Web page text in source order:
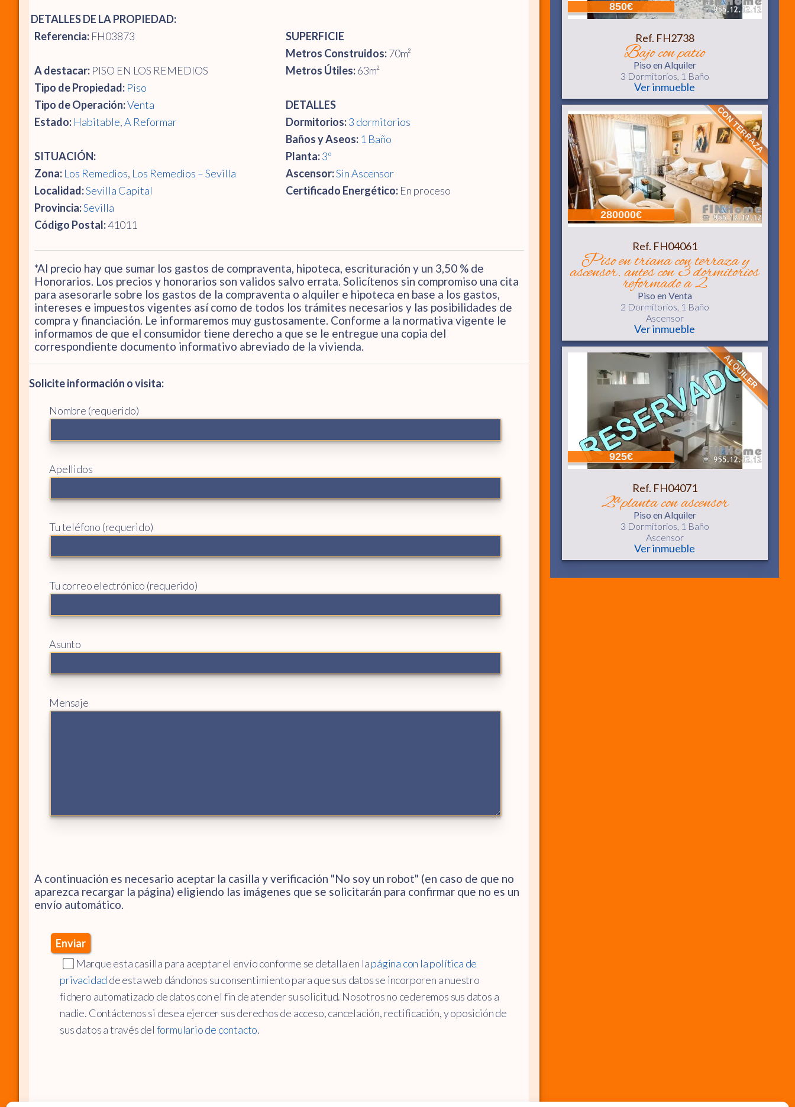
DETALLES DE LA PROPIEDAD:
Referencia:FH03873
A destacar:PISO EN LOS REMEDIOS
Tipo de Propiedad: Piso
Tipo de Operación:Venta
Estado: Habitable,A Reformar
SITUACIÓN:
Zona: Los Remedios, Los Remedios – Sevilla
Localidad:Sevilla Capital
Provincia:Sevilla
Código Postal:41011
SUPERFICIE
Metros Construidos:70m²
Metros Útiles:63m²
DETALLES
Dormitorios:3 dormitorios
Baños y Aseos: 1 Baño
Planta:3º
Ascensor:Sin Ascensor
Certificado Energético:En proceso
*Al precio hay que sumar los gastos de compraventa, hipoteca, escrituración y un 3,50 % de
Honorarios. Los precios y honorarios son validos salvo errata. Solicítenos sin compromiso una cita
para asesorarle sobre los gastos de la compraventa o alquiler e hipoteca en base a los gastos,
intereses e impuestos vigentes así como de todos los trámites necesarios y las posibilidades de
compra y financiación. Le informaremos muy gustosamente. Conforme a la normativa vigente le
informamos de que el consumidor tiene derecho a que se le entregue una copia del
correspondiente documento informativo abreviado de la vivienda.
Solicite información o visita:
Nombre (requerido)
Apellidos
Tu teléfono (requerido)
Tu correo electrónico (requerido)
Asunto
Mensaje
A continuación es necesario aceptar la casilla y verificación "No soy un robot" (en caso de que no
aparezca recargar la página) eligiendo las imágenes que se solicitarán para confirmar que no es un
envío automático.
Marque esta casilla para aceptar el envío conforme se detalla en lapágina con la política de
privacidad de esta web dándonos su consentimiento para que sus datos se incorporen a nuestro
fichero automatizado de datos con el fin de atender su solicitud. Nosotros no cederemos sus datos a
nadie. Contáctenos si desea ejercer sus derechos de acceso, cancelación, rectificación, y oposición de
sus datos a través del formulario de contacto.
850€
Ref. FH2738
bajo con patio
Piso en Alquiler
3 Dormitorios, 1 Baño
Ver inmueble
280000€
CON TERRAZA
Ref. FH04061
piso en triana con terraza y
ascensor. antes con 3 dormitorios
reformado a 2
Piso en Venta
2 Dormitorios, 1 Baño
Ascensor
Ver inmueble
925€
ALQUILER
Ref. FH04071
2ª planta con ascensor
Piso en Alquiler
3 Dormitorios, 1 Baño
Ascensor
Ver inmueble